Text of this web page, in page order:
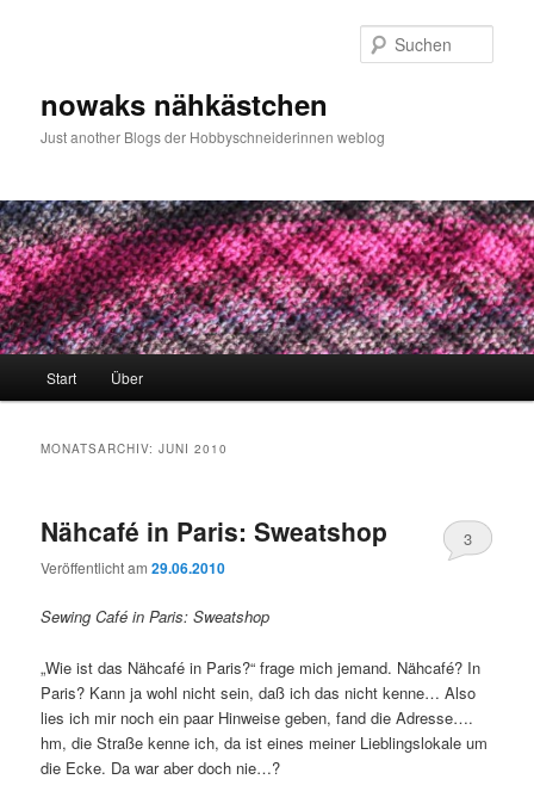
nowaks nähkästchen
Just another Blogs der Hobbyschneiderinnen weblog
Start Über
MONATSARCHIV:JUNI 2010
Nähcafé in Paris: Sweatshop
Veröffentlicht am29.06.2010
3
Sewing Café in Paris: Sweatshop
„Wie ist das Nähcafé in Paris?“ frage mich jemand. Nähcafé? In
Paris? Kann ja wohl nicht sein, daß ich das nicht kenne… Also
lies ich mir noch ein paar Hinweise geben, fand die Adresse….
hm, die Straße kenne ich, da ist eines meiner Lieblingslokale um
die Ecke. Da war aber doch nie…?